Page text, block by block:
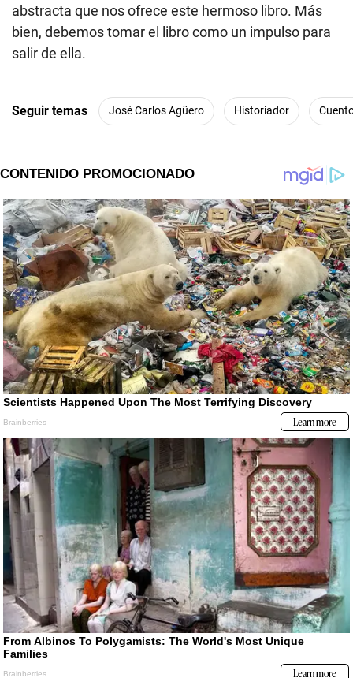
abstracta que nos ofrece este hermoso libro. Más
bien, debemos tomar el libro como un impulso para
salir de ella.
Seguir temas José Carlos Agüero Historiador